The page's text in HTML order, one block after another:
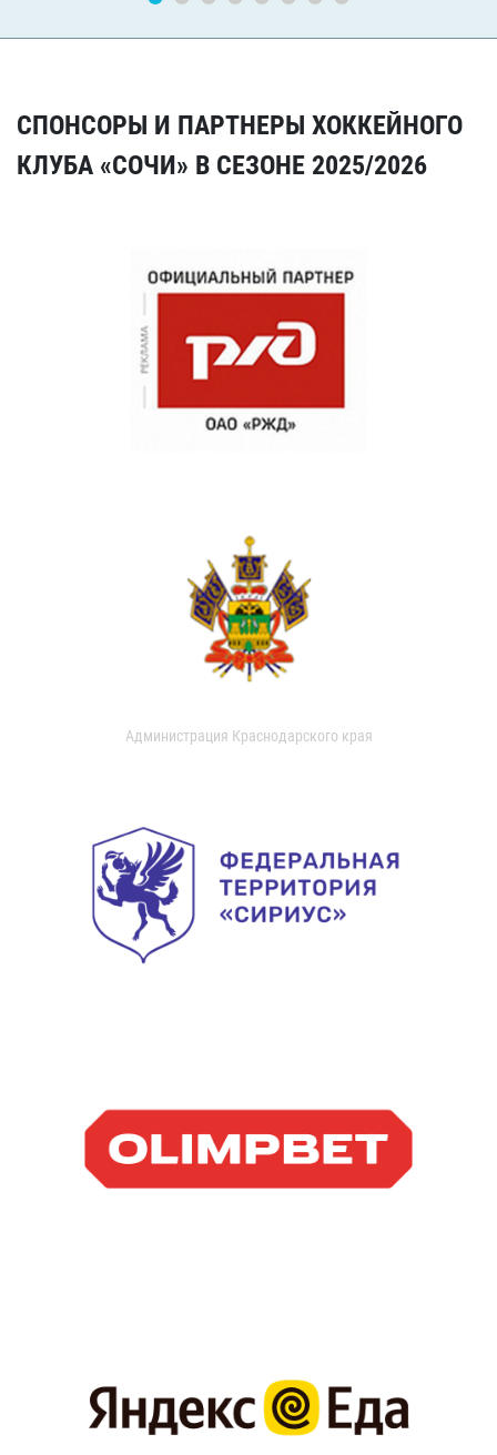
СПОНСОРЫ И ПАРТНЕРЫ ХОККЕЙНОГО
КЛУБА «СОЧИ» В СЕЗОНЕ 2025/2026
Администрация Краснодарского края